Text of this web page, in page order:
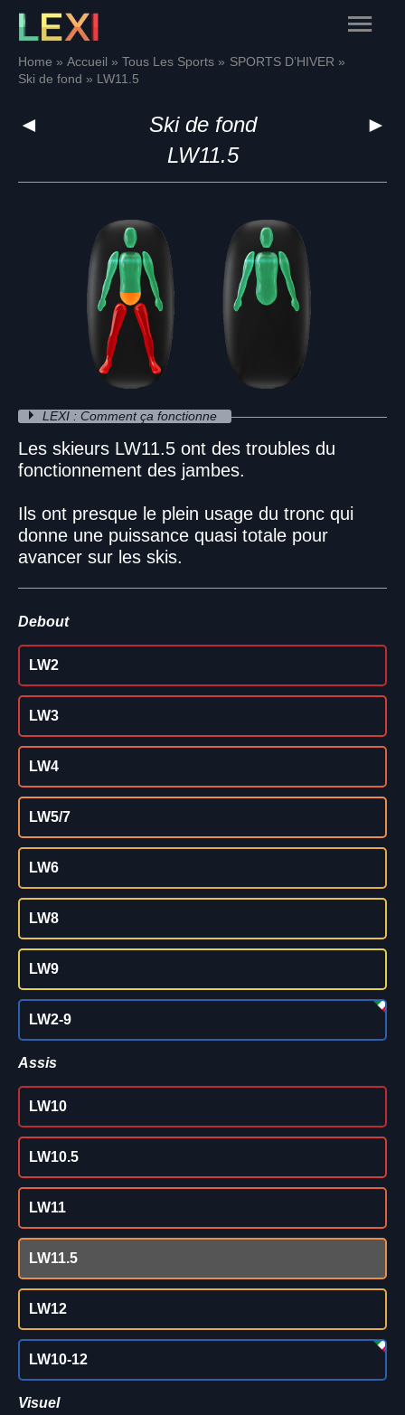
Skip
content
Main
Menu
Home Accueil Tous Les Sports
SPORTS D’HIVER
Ski de fond
LW11.5
◄ ►
Ski de fond
LW11.5
LEXI : Comment ça fonctionne
Les skieurs LW11.5 ont des troubles du
fonctionnement des jambes.
Ils ont presque le plein usage du tronc qui
donne une puissance quasi totale pour
avancer sur les skis.
Debout
LW2
LW3
LW4
LW5/7
LW6
LW8
LW9
LW2-9
Assis
LW10
LW10.5
LW11
LW11.5
LW12
LW10-12
Visuel